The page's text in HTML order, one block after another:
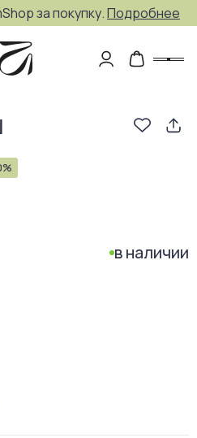
за покупку.Подробнее
%
в наличии